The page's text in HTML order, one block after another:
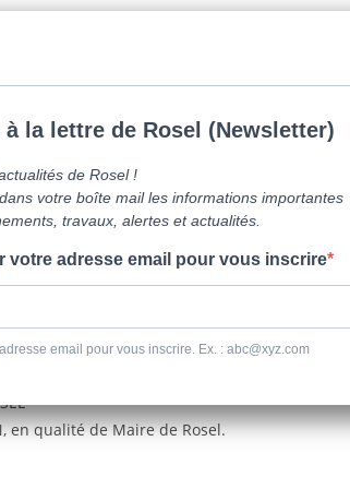
Pratique Sortir Se
en qualité de Maire de Rosel.